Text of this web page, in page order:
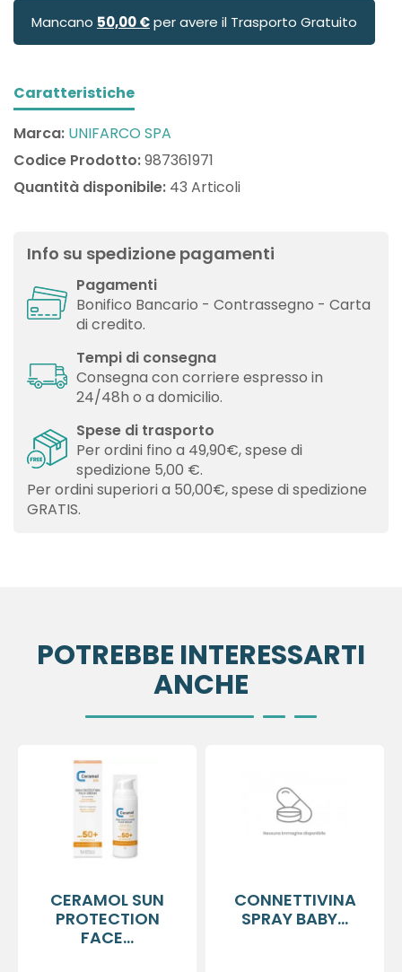
Mancano 50,00 €per avere il Trasporto Gratuito
Caratteristiche
Marca: UNIFARCO SPA
Codice Prodotto:987361971
Quantità disponibile: 43 Articoli
Info su spedizione pagamenti
Pagamenti
Bonifico Bancario - Contrassegno - Carta
di credito.
Tempi di consegna
Consegna con corriere espresso in
24/48h o a domicilio.
Spese di trasporto
Per ordini fino a 49,90€, spese di
spedizione 5,00 €.
Per ordini superiori a 50,00€, spese di spedizione
GRATIS.
POTREBBE INTERESSARTI
ANCHE
CERAMOL SUN
PROTECTION
FACE...
CONNETTIVINA
SPRAY BABY...